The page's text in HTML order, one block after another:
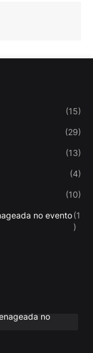
(15)
(29)
(13)
(4)
(10)
no evento(1
)
no